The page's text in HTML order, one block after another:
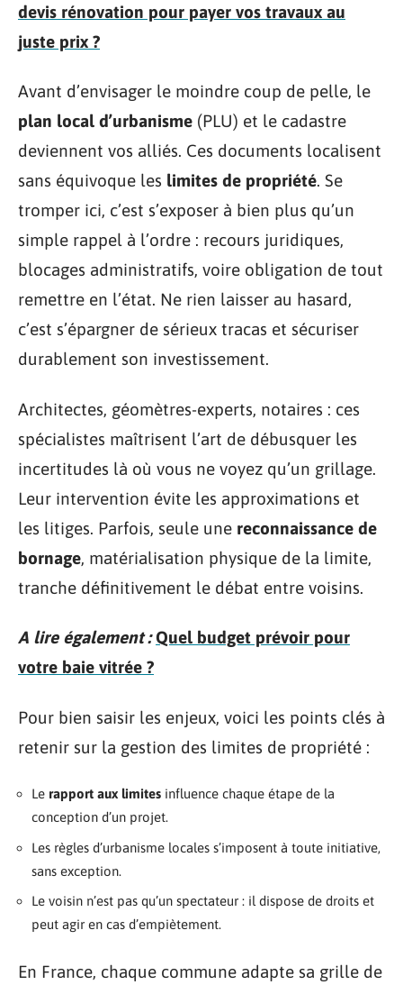
devis rénovation pour payer vos travaux au
juste prix ?
Avant d’envisager le moindre coup de pelle, le
plan local d’urbanisme (PLU) et le cadastre
deviennent vos alliés. Ces documents localisent
sans équivoque les limites de propriété. Se
tromper ici, c’est s’exposer à bien plus qu’un
simple rappel à l’ordre : recours juridiques,
blocages administratifs, voire obligation de tout
remettre en l’état. Ne rien laisser au hasard,
c’est s’épargner de sérieux tracas et sécuriser
durablement son investissement.
Architectes, géomètres-experts, notaires : ces
spécialistes maîtrisent l’art de débusquer les
incertitudes là où vous ne voyez qu’un grillage.
Leur intervention évite les approximations et
les litiges. Parfois, seule une reconnaissance de
bornage, matérialisation physique de la limite,
tranche définitivement le débat entre voisins.
A lire également : Quel budget prévoir pour
votre baie vitrée ?
Pour bien saisir les enjeux, voici les points clés à
retenir sur la gestion des limites de propriété :
Le rapport aux limites influence chaque étape de la
conception d’un projet.
Les règles d’urbanisme locales s’imposent à toute initiative,
sans exception.
Le voisin n’est pas qu’un spectateur : il dispose de droits et
peut agir en cas d’empiètement.
En France, chaque commune adapte sa grille de